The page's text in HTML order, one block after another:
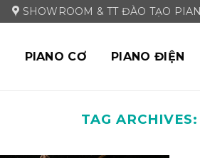
SHOWROOM & TT ĐÀO TẠO
PIANO CƠ PIANO ĐIỆN
TAG ARCHIVES: